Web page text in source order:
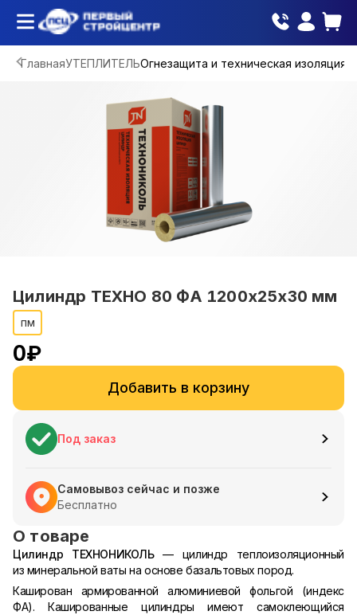
ГлавнаяУТЕПЛИТЕЛЬОгнезащита и техническая изоляция
Цилиндр ТЕХНО 80 ФА 1200х25х30 мм
пм
0₽
Добавить в корзину
Под заказ
Самовывоз сейчас и позже
Бесплатно
О товаре
Цилиндр ТЕХНОНИКОЛЬ— цилиндр теплоизоляционный
из минеральной ваты на основе базальтовых пород.
Каширован армированной алюминиевой фольгой (индекс
ФА). Кашированные цилиндры имеют самоклеющийся